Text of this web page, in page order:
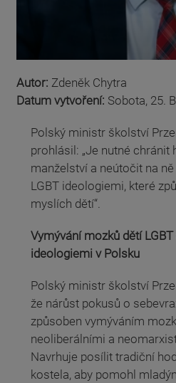
Autor: Zdeněk Chytra
Datum vytvoření: Sobota, 25.
Polský ministr školství
prohlásil: „Je nutné chránit
manželství a neútočit na
LGBT ideologiemi, které
myslích dětí“.
Vymývání mozků dětí
ideologiemi v Polsku
Polský ministr školství
že nárůst pokusů o
způsoben vymýváním
neoliberálními a
Navrhuje posílit tradiční
kostela, aby pomohl